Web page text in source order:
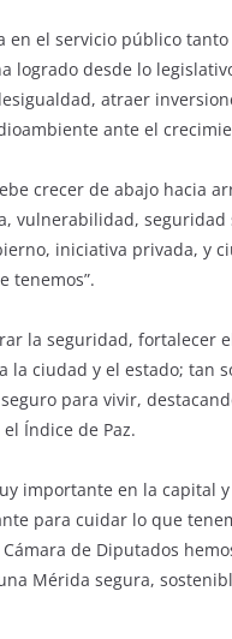
en el servicio público
logrado desde lo
atraer
ante el
crecer de abajo hacia
vulnerabilidad, seguridad
iniciativa privada, y
tenemos”.
la seguridad, fortalecer
la ciudad y el estado; tan
para vivir,
Índice de Paz.
importante en la capital
para cuidar lo que
de Diputados
Mérida segura,